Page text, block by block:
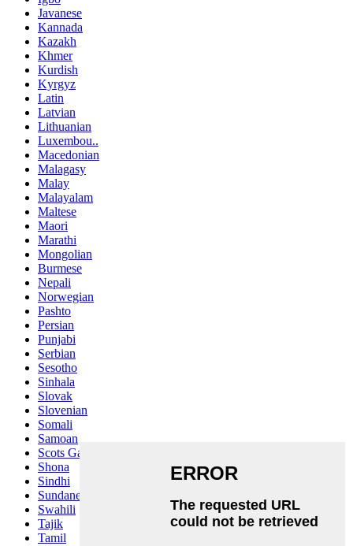
Javanese
Kannada
Kazakh
Khmer
Kurdish
Kyrgyz
Latin
Latvian
Lithuanian
Luxembou..
Macedonian
Malagasy
Malay
Malayalam
Maltese
Maori
Marathi
Mongolian
Burmese
Nepali
Norwegian
Pashto
Persian
Punjabi
Serbian
Sesotho
Sinhala
Slovak
Slovenian
Somali
Samoan
Scots Gaelic
Shona
Sindhi
Sundanese
Swahili
Tajik
Tamil